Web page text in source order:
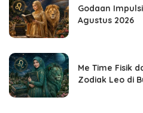
Godaan
Agustus 2026
Me Time Fisik
Zodiak Leo di